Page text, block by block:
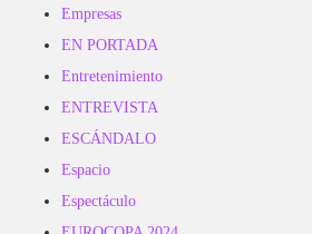
Empresas
EN PORTADA
Entretenimiento
ENTREVISTA
ESCÁNDALO
Espacio
Espectáculo